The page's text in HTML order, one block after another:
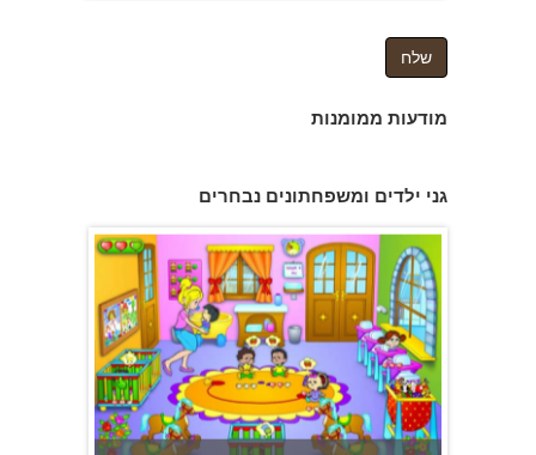
מודעות ממומנות
גני ילדים ומשפחתונים נבחרים
פעוטון פינוקי במודיעין